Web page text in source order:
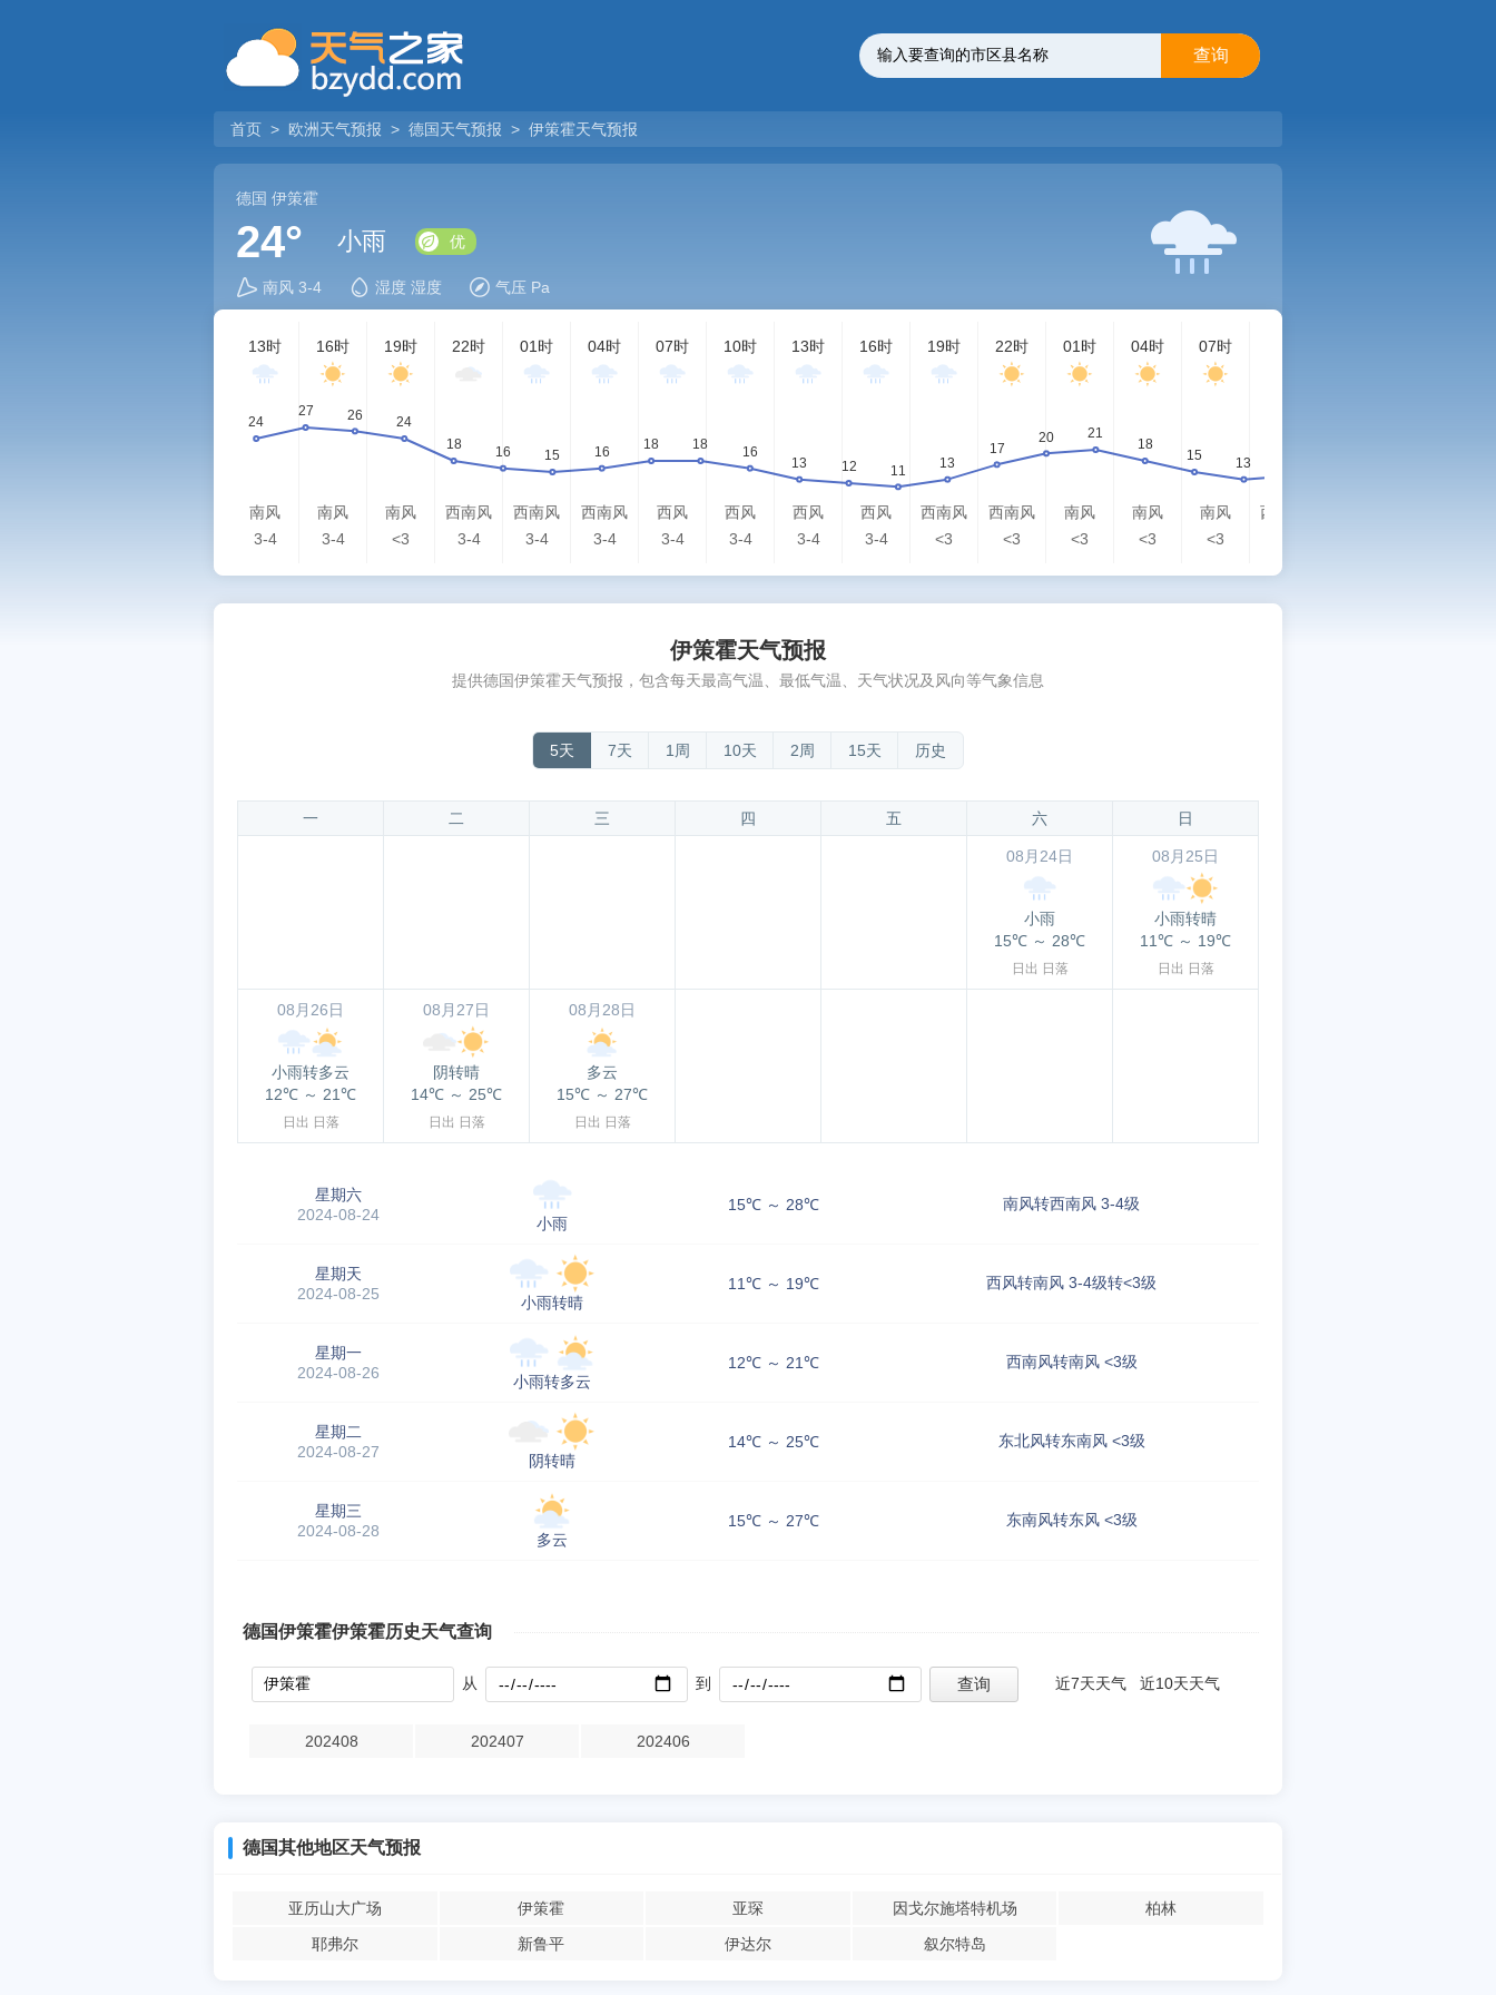
查询
首页 > 欧洲天气预报 > 德国天气预报 > 伊策霍天气预报
德国 伊策霍
24° 小雨 优
南风 3-4 湿度 湿度 气压 Pa
13时
南风
3-4
16时
南风
3-4
19时
南风
<3
22时
西南风
3-4
01时
西南风
3-4
04时
西南风
3-4
07时
西风
3-4
10时
西风
3-4
13时
西风
3-4
16时
西风
3-4
19时
西南风
<3
22时
西南风
<3
01时
南风
<3
04时
南风
<3
07时
南风
<3
西南风
伊策霍天气预报
提供德国伊策霍天气预报，包含每天最高气温、最低气温、天气状况及风向等气象信息
5天 7天 1周 10天 2周 15天 历史
一 二 三 四 五 六 日
08月24日
小雨
15℃ ～ 28℃
日出 日落
08月25日
小雨转晴
11℃ ～ 19℃
日出 日落
08月26日
小雨转多云
12℃ ～ 21℃
日出 日落
08月27日
阴转晴
14℃ ～ 25℃
日出 日落
08月28日
多云
15℃ ～ 27℃
日出 日落
星期六
2024-08-24
小雨
15℃ ～ 28℃ 南风转西南风 3-4级
星期天
2024-08-25
小雨转晴
11℃ ～ 19℃ 西风转南风 3-4级转<3级
星期一
2024-08-26
小雨转多云
12℃ ～ 21℃ 西南风转南风 <3级
星期二
2024-08-27
阴转晴
14℃ ～ 25℃ 东北风转东南风 <3级
星期三
2024-08-28
多云
15℃ ～ 27℃ 东南风转东风 <3级
德国伊策霍伊策霍历史天气查询
从 到 近7天天气 近10天天气
202408 202407 202406
德国其他地区天气预报
亚历山大广场 伊策霍 亚琛 因戈尔施塔特机场
柏林
耶弗尔
新鲁平 伊达尔 叙尔特岛